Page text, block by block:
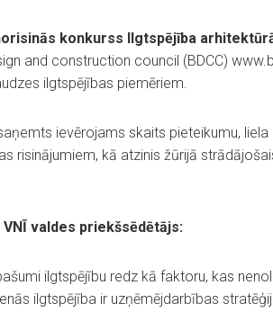
konkurss Ilgtspējība
and construction council (BDCC)
ilgtspējības piemēriem.
ievērojams skaits pieteikumu,
risinājumiem, kā atzinis žūrijā
valdes priekšsēdētājs:
ilgtspējību redz kā faktoru, kas
ilgtspējība ir uzņēmējdarbības